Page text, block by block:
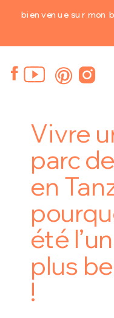
bienvenue sur mon
Vivre
parc
en
été
plus
!